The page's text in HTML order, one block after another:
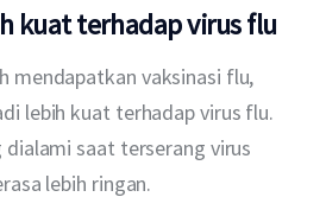
kuat terhadap virus flu
mendapatkan vaksinasi flu,
lebih kuat terhadap virus flu.
dialami saat terserang virus
lebih ringan.